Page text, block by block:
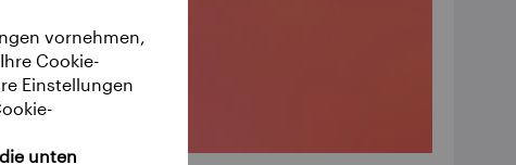
vornehmen,
Cookie-
Einstellungen
unten